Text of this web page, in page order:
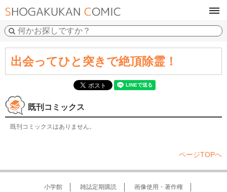
出会ってひと突きで絶頂除霊！
既刊コミックス
既刊コミックスはありません。
ページTOPへ
小学館 雑誌定期購読
画像使用・著作権